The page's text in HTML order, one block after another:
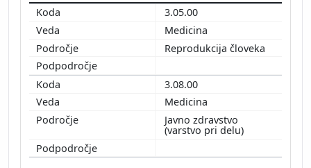
3.05.00
Medicina
Reprodukcija človeka
3.08.00
Medicina
Javno zdravstvo
(varstvo pri delu)